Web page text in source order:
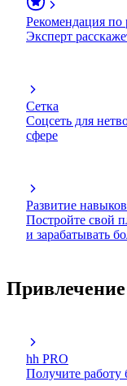
Рекомендация по
Эксперт
Сетка
Соцсеть для
сфере
Развитие
Постройте свой
и зарабатывать
hh PRO
Получите работу